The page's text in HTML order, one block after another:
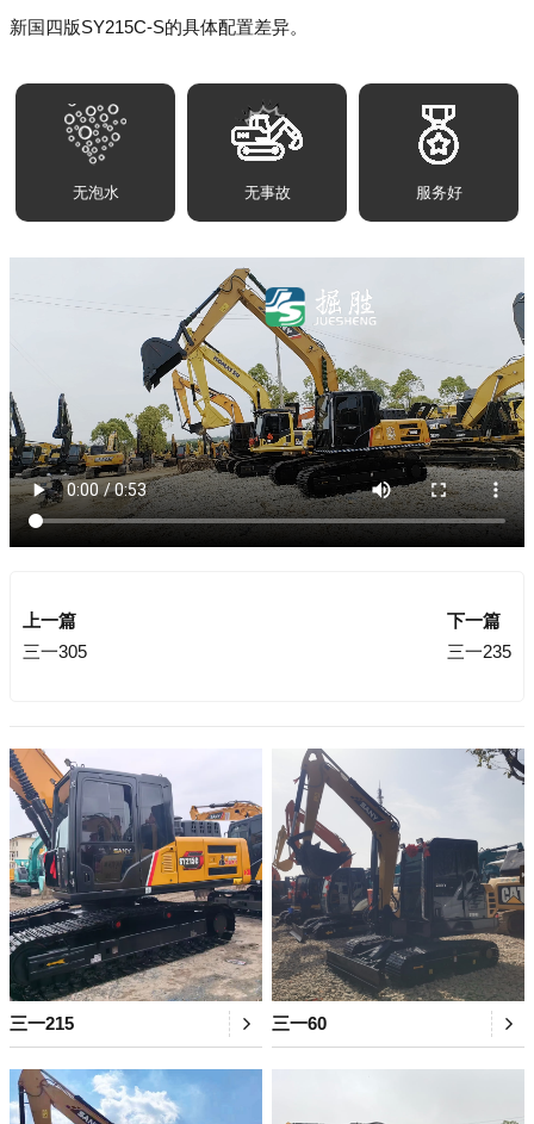
新国四版SY215C-S的具体配置差异。
无泡水 无事故 服务好
上一篇
三一305
下一篇
三一235
三一215 三一60